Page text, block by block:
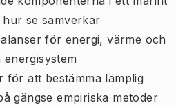
hur se samverkar
för energi, värme och
för att bestämma lämplig
gängse empiriska metoder